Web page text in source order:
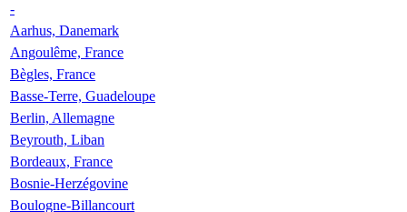
-
Aarhus, Danemark
Angoulême, France
Bègles, France
Basse-Terre, Guadeloupe
Berlin, Allemagne
Beyrouth, Liban
Bordeaux, France
Bosnie-Herzégovine
Boulogne-Billancourt